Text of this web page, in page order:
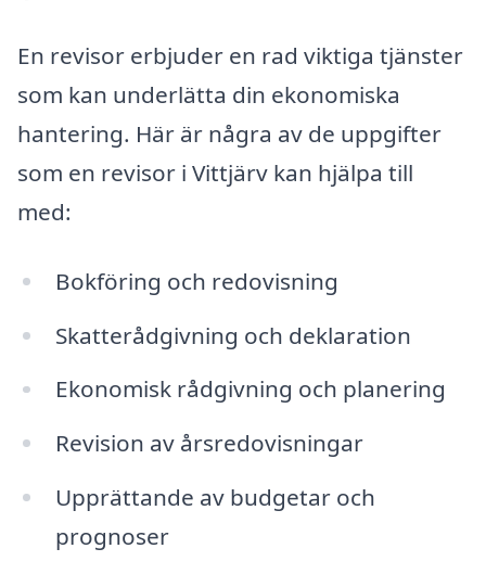
En revisor erbjuder en rad viktiga tjänster
som kan underlätta din ekonomiska
hantering. Här är några av de uppgifter
som en revisor i Vittjärv kan hjälpa till
med:
Bokföring och redovisning
Skatterådgivning och deklaration
Ekonomisk rådgivning och planering
Revision av årsredovisningar
Upprättande av budgetar och
prognoser